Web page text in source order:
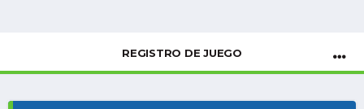
REGISTRO DE JUEGO